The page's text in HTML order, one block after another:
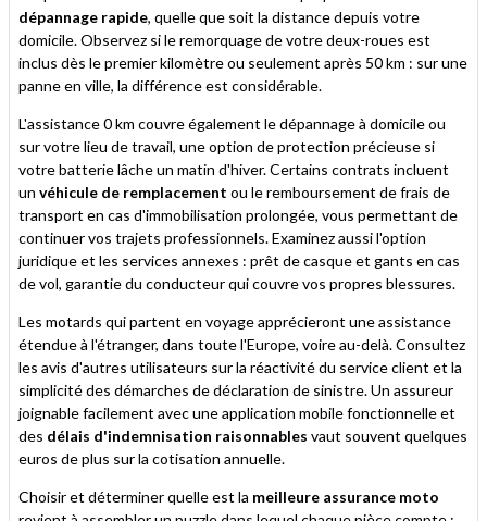
dépannage rapide, quelle que soit la distance depuis votre
domicile. Observez si le remorquage de votre deux-roues est
inclus dès le premier kilomètre ou seulement après 50 km : sur une
panne en ville, la différence est considérable.
L'assistance 0 km couvre également le dépannage à domicile ou
sur votre lieu de travail, une option de protection précieuse si
votre batterie lâche un matin d'hiver. Certains contrats incluent
un véhicule de remplacement ou le remboursement de frais de
transport en cas d'immobilisation prolongée, vous permettant de
continuer vos trajets professionnels. Examinez aussi l'option
juridique et les services annexes : prêt de casque et gants en cas
de vol, garantie du conducteur qui couvre vos propres blessures.
Les motards qui partent en voyage apprécieront une assistance
étendue à l'étranger, dans toute l'Europe, voire au-delà. Consultez
les avis d'autres utilisateurs sur la réactivité du service client et la
simplicité des démarches de déclaration de sinistre. Un assureur
joignable facilement avec une application mobile fonctionnelle et
des délais d'indemnisation raisonnables vaut souvent quelques
euros de plus sur la cotisation annuelle.
Choisir et déterminer quelle est la meilleure assurance moto